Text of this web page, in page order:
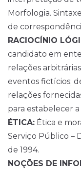
Morfologia.
de
RACIOCÍNIO
candidato em
relações
eventos fictícios;
relações
para estabelecer
ÉTICA: Ética e
Serviço Público –
de 1994.
NOÇÕES DE